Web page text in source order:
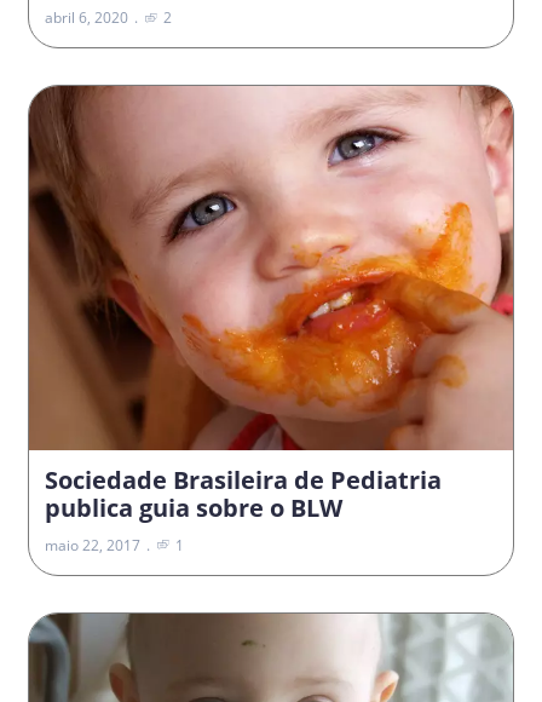
abril 6, 2020 2
Sociedade Brasileira de Pediatria
publica guia sobre o BLW
maio 22, 2017 1